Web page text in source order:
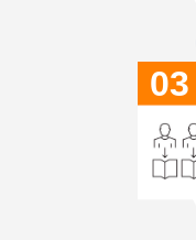
03